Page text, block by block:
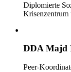
Diplomierte
DDA Majd
Peer-